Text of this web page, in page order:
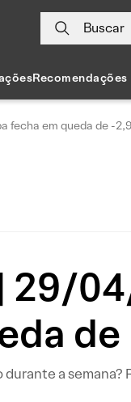
Buscar
Recomendações
fecha em queda de -
29/
de
a